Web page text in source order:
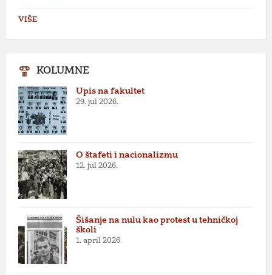
VIŠE
KOLUMNE
Upis na fakultet
29. jul 2026.
O štafeti i nacionalizmu
12. jul 2026.
Šišanje na nulu kao protest u tehničkoj
školi
1. april 2026.